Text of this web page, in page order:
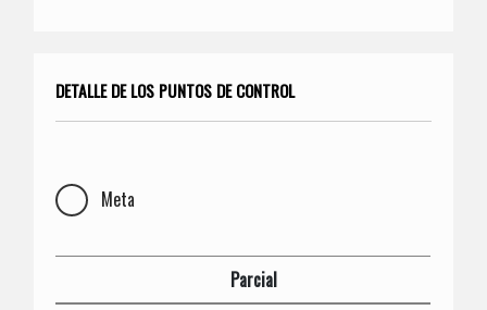
DETALLE DE LOS PUNTOS DE CONTROL
Meta
Parcial